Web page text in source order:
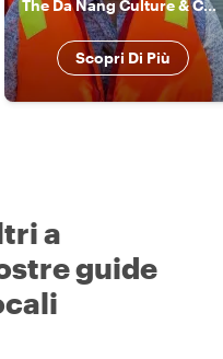
The Da Nang Culture & Cuisine Connoisseur
Scopri Di Più
a
guide